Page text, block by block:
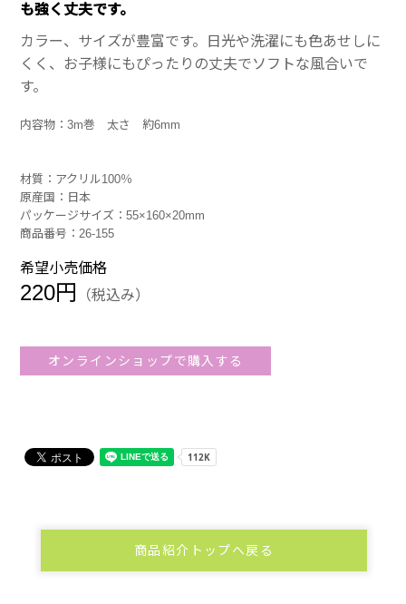
も強く丈夫です。
カラー、サイズが豊富です。日光や洗濯にも色あせしに
くく、お子様にもぴったりの丈夫でソフトな風合いで
す。
内容物：3m巻 太さ 約6mm
材質：アクリル100％
原産国：日本
パッケージサイズ：55×160×20mm
商品番号：26-155
希望小売価格
220円 （税込み）
オンラインショップで購入する
商品紹介トップへ戻る